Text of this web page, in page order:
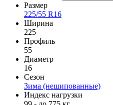
Размер
225/55 R16
Ширина
225
Профиль
55
Диаметр
16
Сезон
Зима (нешипованные)
Индекс нагрузки